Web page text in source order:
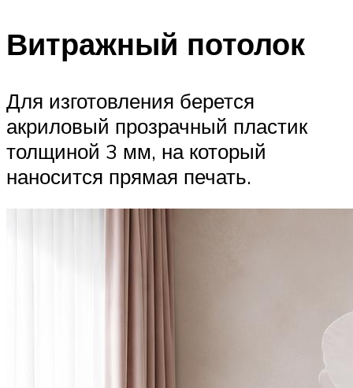
Витражный потолок
Для изготовления берется
акриловый прозрачный пластик
толщиной 3 мм, на который
наносится прямая печать.